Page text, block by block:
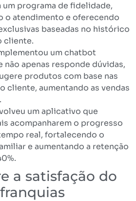
programa de fidelidade,
o atendimento e oferecendo
baseadas no histórico
cliente.
um chatbot
apenas responde dúvidas,
produtos com base nas
cliente, aumentando as vendas
um aplicativo que
acompanharem o progresso
real, fortalecendo o
e aumentando a retenção
a satisfação do